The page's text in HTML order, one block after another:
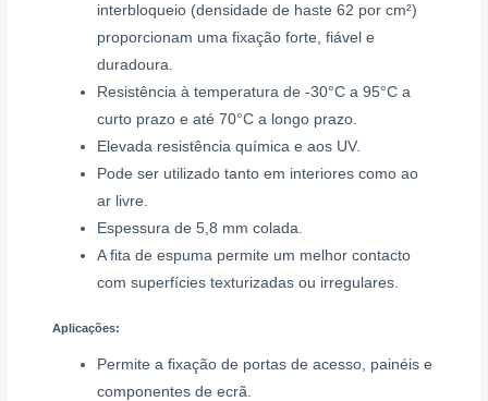
interbloqueio (densidade de haste 62 por cm²)
proporcionam uma fixação forte, fiável e
duradoura.
Resistência à temperatura de -30°C a 95°C a
curto prazo e até 70°C a longo prazo.
Elevada resistência química e aos UV.
Pode ser utilizado tanto em interiores como ao
ar livre.
Espessura de 5,8 mm colada.
A fita de espuma permite um melhor contacto
com superfícies texturizadas ou irregulares.
Aplicações:
Permite a fixação de portas de acesso, painéis e
componentes de ecrã.